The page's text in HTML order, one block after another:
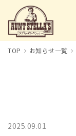
TOP お知らせ一覧
2025.09.01